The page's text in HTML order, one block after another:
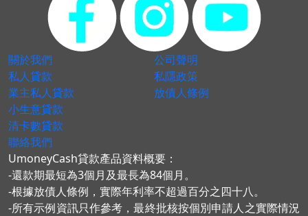
關於我們
私人貸款
業主私人貸款
小生意貸款
清卡數貸款
聯絡我們
公司聲明
私隱政策
放債人條例
UmoneyCash貸款產品資料概要：
-還款期最短為3個月及最長為84個月。
-根據放債人條例，實際年利率不超過百分之四十八。
-所有示例資訊只作參考，最終批核按個別申請人之實際情況